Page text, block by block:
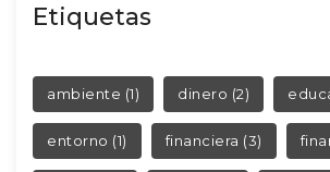
Etiqueta
ambiente (1) dinero (2)
entorno (1) financiera (3)